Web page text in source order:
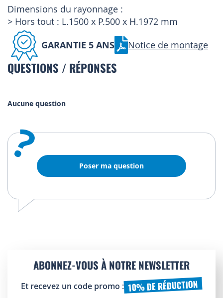
Dimensions du rayonnage :
> Hors tout : L.1500 x P.500 x H.1972 mm
GARANTIE 5 ANS Notice de montage
QUESTIONS / RÉPONSES
Aucune question
? Poser ma question
ABONNEZ-VOUS À NOTRE NEWSLETTER
Et recevez un code promo : 10% DE RÉDUCTION